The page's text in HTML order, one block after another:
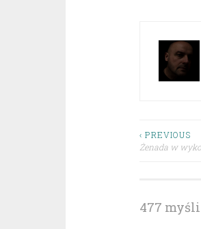
‹ PREVIOUS
Żenada w
477 myśli